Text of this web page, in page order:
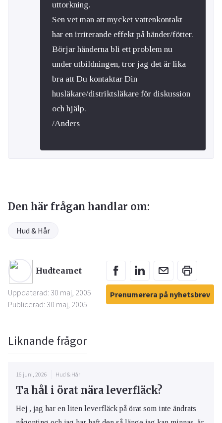
uttorkning.
Sen vet man att mycket vattenkontakt
har en irriterande effekt på händer/fötter.
Börjar händerna bli ett problem nu
under utbildningen, tror jag det är lika
bra att Du kontaktar Din
husläkare/distriktsläkare för diskussion
och hjälp.
/Anders
Den här frågan handlar om:
Hud & Hår
Hudteamet
Uppdaterad: 30 maj, 2005
Publicerad: 30 maj, 2005
Prenumerera på nyhetsbrev
Liknande frågor
16 juni, 2026 Hud & Hår
Ta hål i örat nära leverfläck?
Hej , jag har en liten leverfläck på örat som inte ändrats